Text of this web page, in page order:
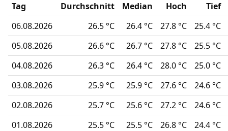
Tag Durchschnitt Median Hoch
Tief
06.08.2026
26.5 °C 26.4 °C 27.8 °C
25.4 °C
05.08.2026
26.6 °C 26.7 °C 27.8 °C
25.5 °C
04.08.2026
26.3 °C 26.4 °C 28.0 °C
25.0 °C
03.08.2026
25.9 °C 25.9 °C 27.6 °C
24.6 °C
02.08.2026
25.7 °C 25.6 °C 27.2 °C
24.6 °C
01.08.2026
25.5 °C 25.5 °C 26.8 °C
24.4 °C